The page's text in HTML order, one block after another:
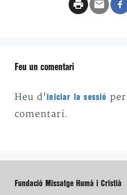
Feu un comentari
Heu d'iniciar la sessió
comentari.
Fundació Missatge Humà i Cristià